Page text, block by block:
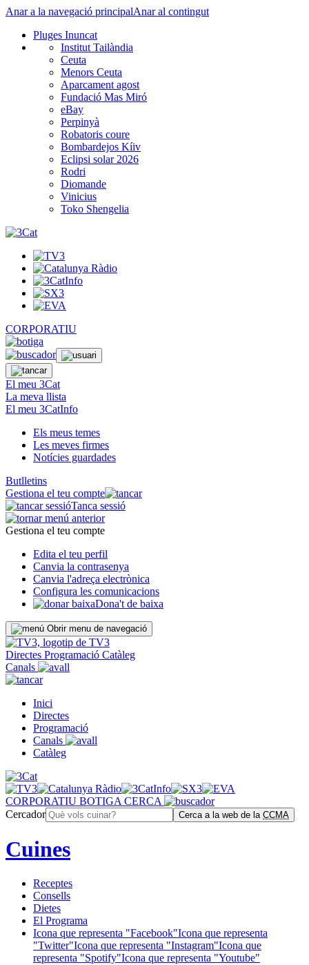
Anar a la navegació principalAnar al contingut
Pluges Inuncat
Institut Tailàndia
Ceuta
Menors Ceuta
Aparcament agost
Fundació Mas Miró
eBay
Perpinyà
Robatoris coure
Bombardejos Kíiv
Eclipsi solar 2026
Rodri
Diomande
Vinicius
Toko Shengelia
CORPORATIU
El meu 3Cat
La meva llista
El meu 3CatInfo
Els meus temes
Les meves firmes
Notícies guardades
Butlletins
Gestiona el teu compte
Tanca sessió
Gestiona el teu compte
Edita el teu perfil
Canvia la contrasenya
Canvia l'adreça electrònica
Configura les comunicacions
Dona't de baixa
Obrir menu de navegació
Directes Programació Catàleg
Canals
Inici
Directes
Programació
Canals
Catàleg
CORPORATIU BOTIGA CERCA
Cercador
Cerca a la web de la CCMA
Cuines
Receptes
Consells
Dietes
El Programa
Icona que representa "Facebook"Icona que representa
"Twitter"Icona que representa "Instagram"Icona que
representa "Spotify"Icona que representa "Youtube"